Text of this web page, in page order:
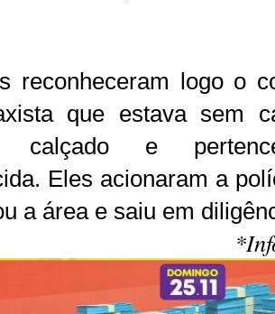
reconheceram logo o
que estava sem
calçado e
Eles acionaram a
a área e saiu em